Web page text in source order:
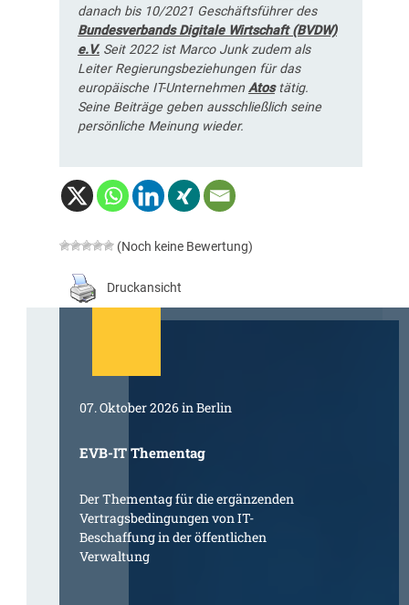
danach bis 10/2021 Geschäftsführer des
Bundesverbands Digitale Wirtschaft (BVDW)
e.V.Seit 2022 ist Marco Junk zudem als
Leiter Regierungsbeziehungen für das
europäische IT-UnternehmenAtostätig.
Seine Beiträge geben ausschließlich seine
persönliche Meinung wieder.
(Noch keine Bewertung)
Druckansicht
07. Oktober 2026 in Berlin
EVB-IT Thementag
Der Thementag für die ergänzenden
Vertragsbedingungen von IT-
Beschaffung in der öffentlichen
Verwaltung